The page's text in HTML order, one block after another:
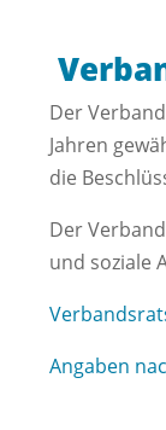
Der
Jahren
die
Der
und soziale
Angaben